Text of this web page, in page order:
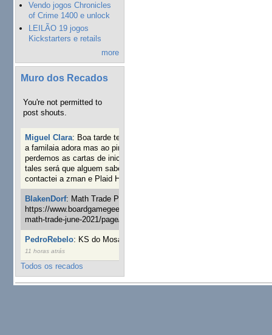
Vendo jogos Chronicles
of Crime 1400 e unlock
LEILÃO 19 jogos
Kickstarters e retails
more
Muro dos Recados
You're not permitted to
post shouts.
Miguel Clara: Boa tarde tenho jogo Mice and mistics que
a familaia adora mas ao pintarmos as miniaturas
perdemos as cartas de iniciaticva da expanção downood
tales será que alguem sabe onde adquirir as cartas já
contactei a zman e Plaid Hat e nada
BlakenDorf: Math Trade Portuguesa a decorrer. Aqui:
https://www.boardgamegeek.com/geeklist/286035/portugal-
math-trade-june-2021/page/1
PedroRebelo: KS do Mosaic em 10 minutos :)
11 horas atrás
Todos os recados